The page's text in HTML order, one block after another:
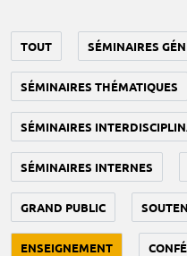
TOUT SÉMINAIRES
SÉMINAIRES THÉMATIQUES
SÉMINAIRES
SÉMINAIRES INTERNES
GRAND PUBLIC
ENSEIGNEMENT